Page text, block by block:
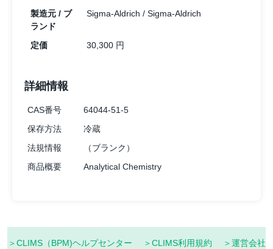
製造元 / ブ
ランド
Sigma-Aldrich / Sigma-Aldrich
定価 30,300 円
詳細情報
CAS番号
64044-51-5
保存方法
冷蔵
法規情報
（ブランク）
商品概要
Analytical Chemistry
＞CLIMS（BPM)ヘルプセンター ＞CLIMS利用規約 ＞運営会社